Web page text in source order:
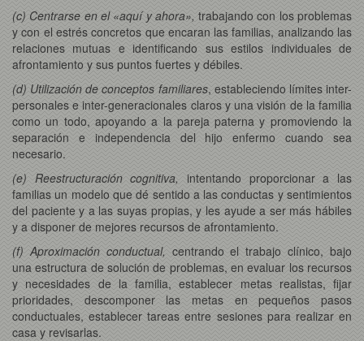
(c) Centrarse en el «aquí y ahora», trabajando con los problemas
y con el estrés concretos que encaran las familias, analizando las
relaciones mutuas e identificando sus estilos individuales de
afrontamiento y sus puntos fuertes y débiles.
(d) Utilización de conceptos familiares, estableciendo límites inter-
personales e inter-generacionales claros y una visión de la familia
como un todo, apoyando a la pareja paterna y promoviendo la
separación e independencia del hijo enfermo cuando sea
necesario.
(e) Reestructuración cognitiva, intentando proporcionar a las
familias un modelo que dé sentido a las conductas y sentimientos
del paciente y a las suyas propias, y les ayude a ser más hábiles
y a disponer de mejores recursos de afrontamiento.
(f) Aproximación conductual, centrando el trabajo clínico, bajo
una estructura de solución de problemas, en evaluar los recursos
y necesidades de la familia, establecer metas realistas, fijar
prioridades, descomponer las metas en pequeños pasos
conductuales, establecer tareas entre sesiones para realizar en
casa y revisarlas.